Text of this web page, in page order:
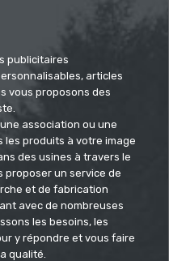
publicitaires
articles
vous proposons des
association ou une
les produits à votre image
des usines à travers le
proposer un service de
et de fabrication
avec de nombreuses
les besoins, les
y répondre et vous faire
qualité.